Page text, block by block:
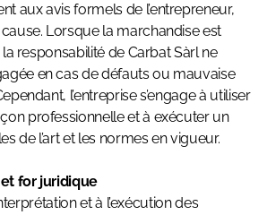
aux avis formels de l’entrepreneur,
Lorsque la marchandise est
responsabilité de Carbat Sàrl ne
en cas de défauts ou mauvaise
l’entreprise s’engage à utiliser
professionnelle et à exécuter un
de l’art et les normes en vigueur.
for juridique
et à l’exécution des